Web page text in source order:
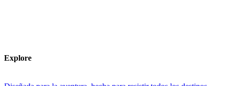
Explore